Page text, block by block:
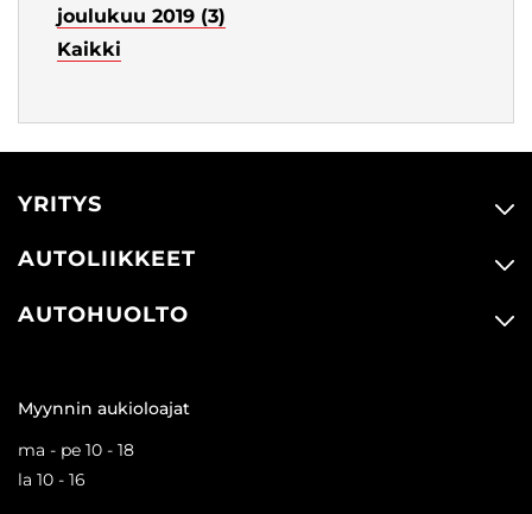
joulukuu 2019 (3)
Kaikki
YRITYS
AUTOLIIKKEET
AUTOHUOLTO
Myynnin aukioloajat
ma - pe 10 - 18
la 10 - 16